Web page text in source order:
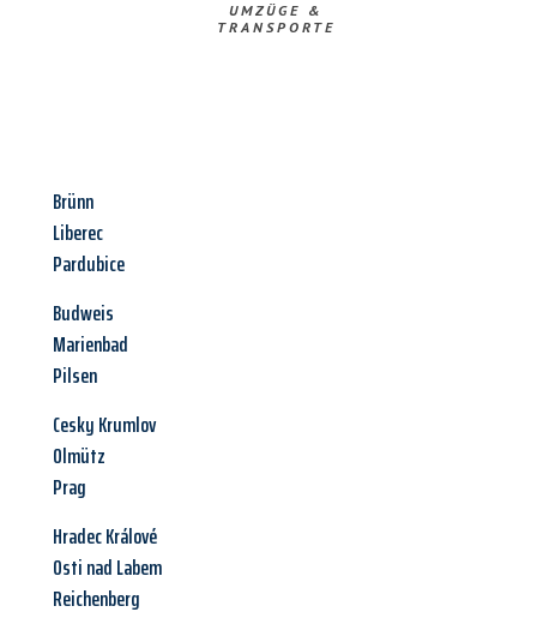
UMZÜGE &
TRANSPORTE
Brünn
Liberec
Pardubice
Budweis
Marienbad
Pilsen
Cesky Krumlov
Olmütz
Prag
Hradec Králové
Osti nad Labem
Reichenberg